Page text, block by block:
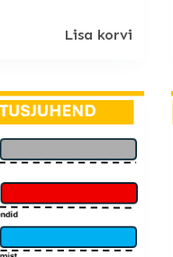
Lisa korvi